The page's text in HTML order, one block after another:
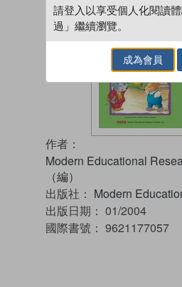
作者：
Modern Educational
（編）
出版社： Modern
出版日期： 01/2004
國際書號： 9621177057
請登入以享受個人化閱讀
過」繼續瀏覽。
成為會員